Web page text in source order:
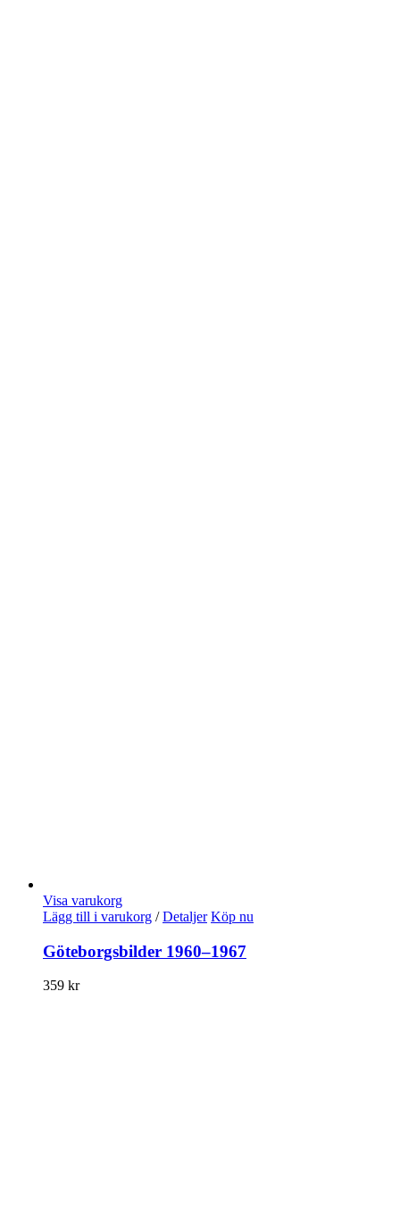
Visa varukorg
Lägg till i varukorg / Detaljer Köp nu
Göteborgsbilder 1960–1967
359 kr